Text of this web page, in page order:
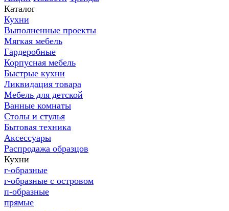
Каталог
Кухни
Выполненные проекты
Мягкая мебель
Гардеробные
Корпусная мебель
Быстрые кухни
Ликвидация товара
Мебель для детской
Ванные комнаты
Столы и стулья
Бытовая техника
Аксессуары
Распродажа образцов
Кухни
г-образные
г-образные с островом
п-образные
прямые